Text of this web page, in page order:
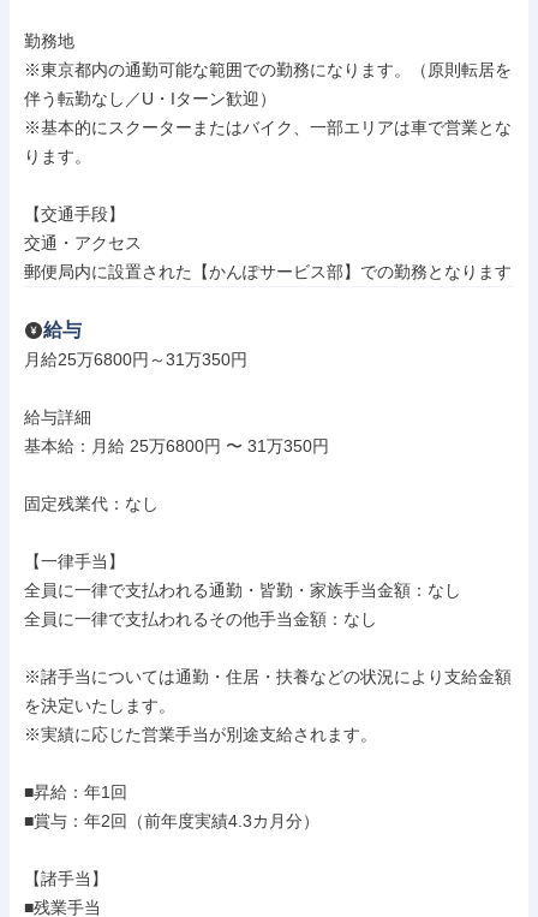
勤務地
※東京都内の通勤可能な範囲での勤務になります。（原則転居を
伴う転勤なし／U・Iターン歓迎）
※基本的にスクーターまたはバイク、一部エリアは車で営業とな
ります。
【交通手段】
交通・アクセス
郵便局内に設置された【かんぽサービス部】での勤務となります
給与
月給25万6800円～31万350円
給与詳細
基本給：月給 25万6800円 〜 31万350円
固定残業代：なし
【一律手当】
全員に一律で支払われる通勤・皆勤・家族手当金額：なし
全員に一律で支払われるその他手当金額：なし
※諸手当については通勤・住居・扶養などの状況により支給金額
を決定いたします。
※実績に応じた営業手当が別途支給されます。
■昇給：年1回
■賞与：年2回（前年度実績4.3カ⽉分）
【諸手当】
■残業手当